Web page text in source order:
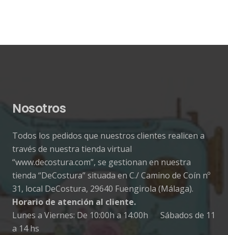
Nosotros
Todos los pedidos que nuestros clientes realicen a
través de nuestra tienda virtual
“www.decostura.com”, se gestionan en nuestra
tienda “DeCostura” situada en C./ Camino de Coín nº
31, local DeCostura, 29640 Fuengirola (Málaga).
Horario de atención al cliente.
Lunes a Viernes: De 10:00h a 14:00h Sábados de 11
a 14 hs